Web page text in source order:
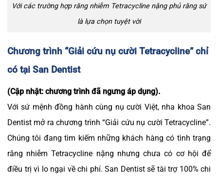
Với các trường hợp răng nhiễm Tetracycline nặng phủ răng sứ
là lựa chọn tuyệt vời
Chương trình “Giải cứu nụ cười Tetracycline” chỉ
có tại San Dentist
(Cập nhật: chương trình đã ngưng áp dụng).
Với sứ mệnh đồng hành cùng nụ cười Việt, nha khoa San
Dentist mở ra chương trình “Giải cứu nụ cười Tetracycline”.
Chúng tôi đang tìm kiếm những khách hàng có tình trạng
răng nhiễm Tetracycline nặng nhưng chưa có cơ hội để
điều trị vì lo ngại về chi phí. San Dentist sẽ tài trợ 100% chi